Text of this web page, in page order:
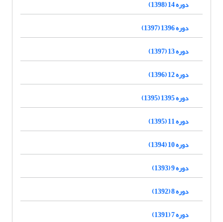
دوره 14 (1398)
دوره 1396 (1397)
دوره 13 (1397)
دوره 12 (1396)
دوره 1395 (1395)
دوره 11 (1395)
دوره 10 (1394)
دوره 9 (1393)
دوره 8 (1392)
دوره 7 (1391)